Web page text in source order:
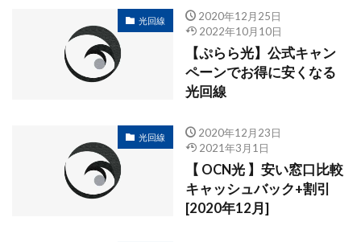
光回線
2020年12月25日
2022年10月10日
【ぷらら光】公式キャン
ペーンでお得に安くなる
光回線
光回線
2020年12月23日
2021年3月1日
【 OCN光 】安い窓口比較
キャッシュバック+割引
[2020年12月]